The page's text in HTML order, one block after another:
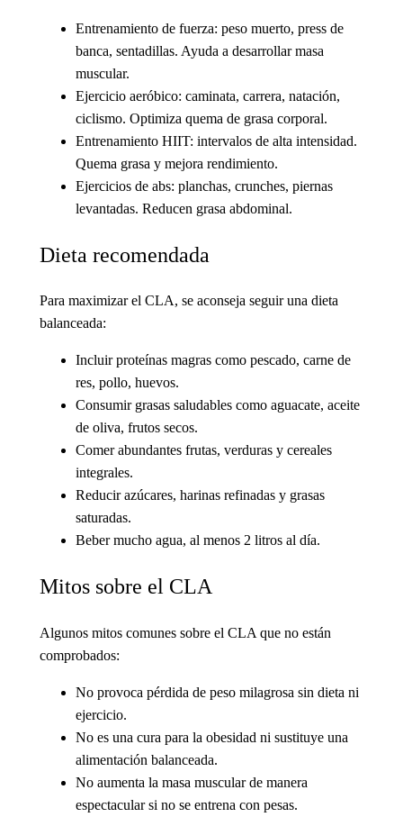
Entrenamiento de fuerza: peso muerto, press de
banca, sentadillas. Ayuda a desarrollar masa
muscular.
Ejercicio aeróbico: caminata, carrera, natación,
ciclismo. Optimiza quema de grasa corporal.
Entrenamiento HIIT: intervalos de alta intensidad.
Quema grasa y mejora rendimiento.
Ejercicios de abs: planchas, crunches, piernas
levantadas. Reducen grasa abdominal.
Dieta recomendada
Para maximizar el CLA, se aconseja seguir una dieta
balanceada:
Incluir proteínas magras como pescado, carne de
res, pollo, huevos.
Consumir grasas saludables como aguacate, aceite
de oliva, frutos secos.
Comer abundantes frutas, verduras y cereales
integrales.
Reducir azúcares, harinas refinadas y grasas
saturadas.
Beber mucho agua, al menos 2 litros al día.
Mitos sobre el CLA
Algunos mitos comunes sobre el CLA que no están
comprobados:
No provoca pérdida de peso milagrosa sin dieta ni
ejercicio.
No es una cura para la obesidad ni sustituye una
alimentación balanceada.
No aumenta la masa muscular de manera
espectacular si no se entrena con pesas.